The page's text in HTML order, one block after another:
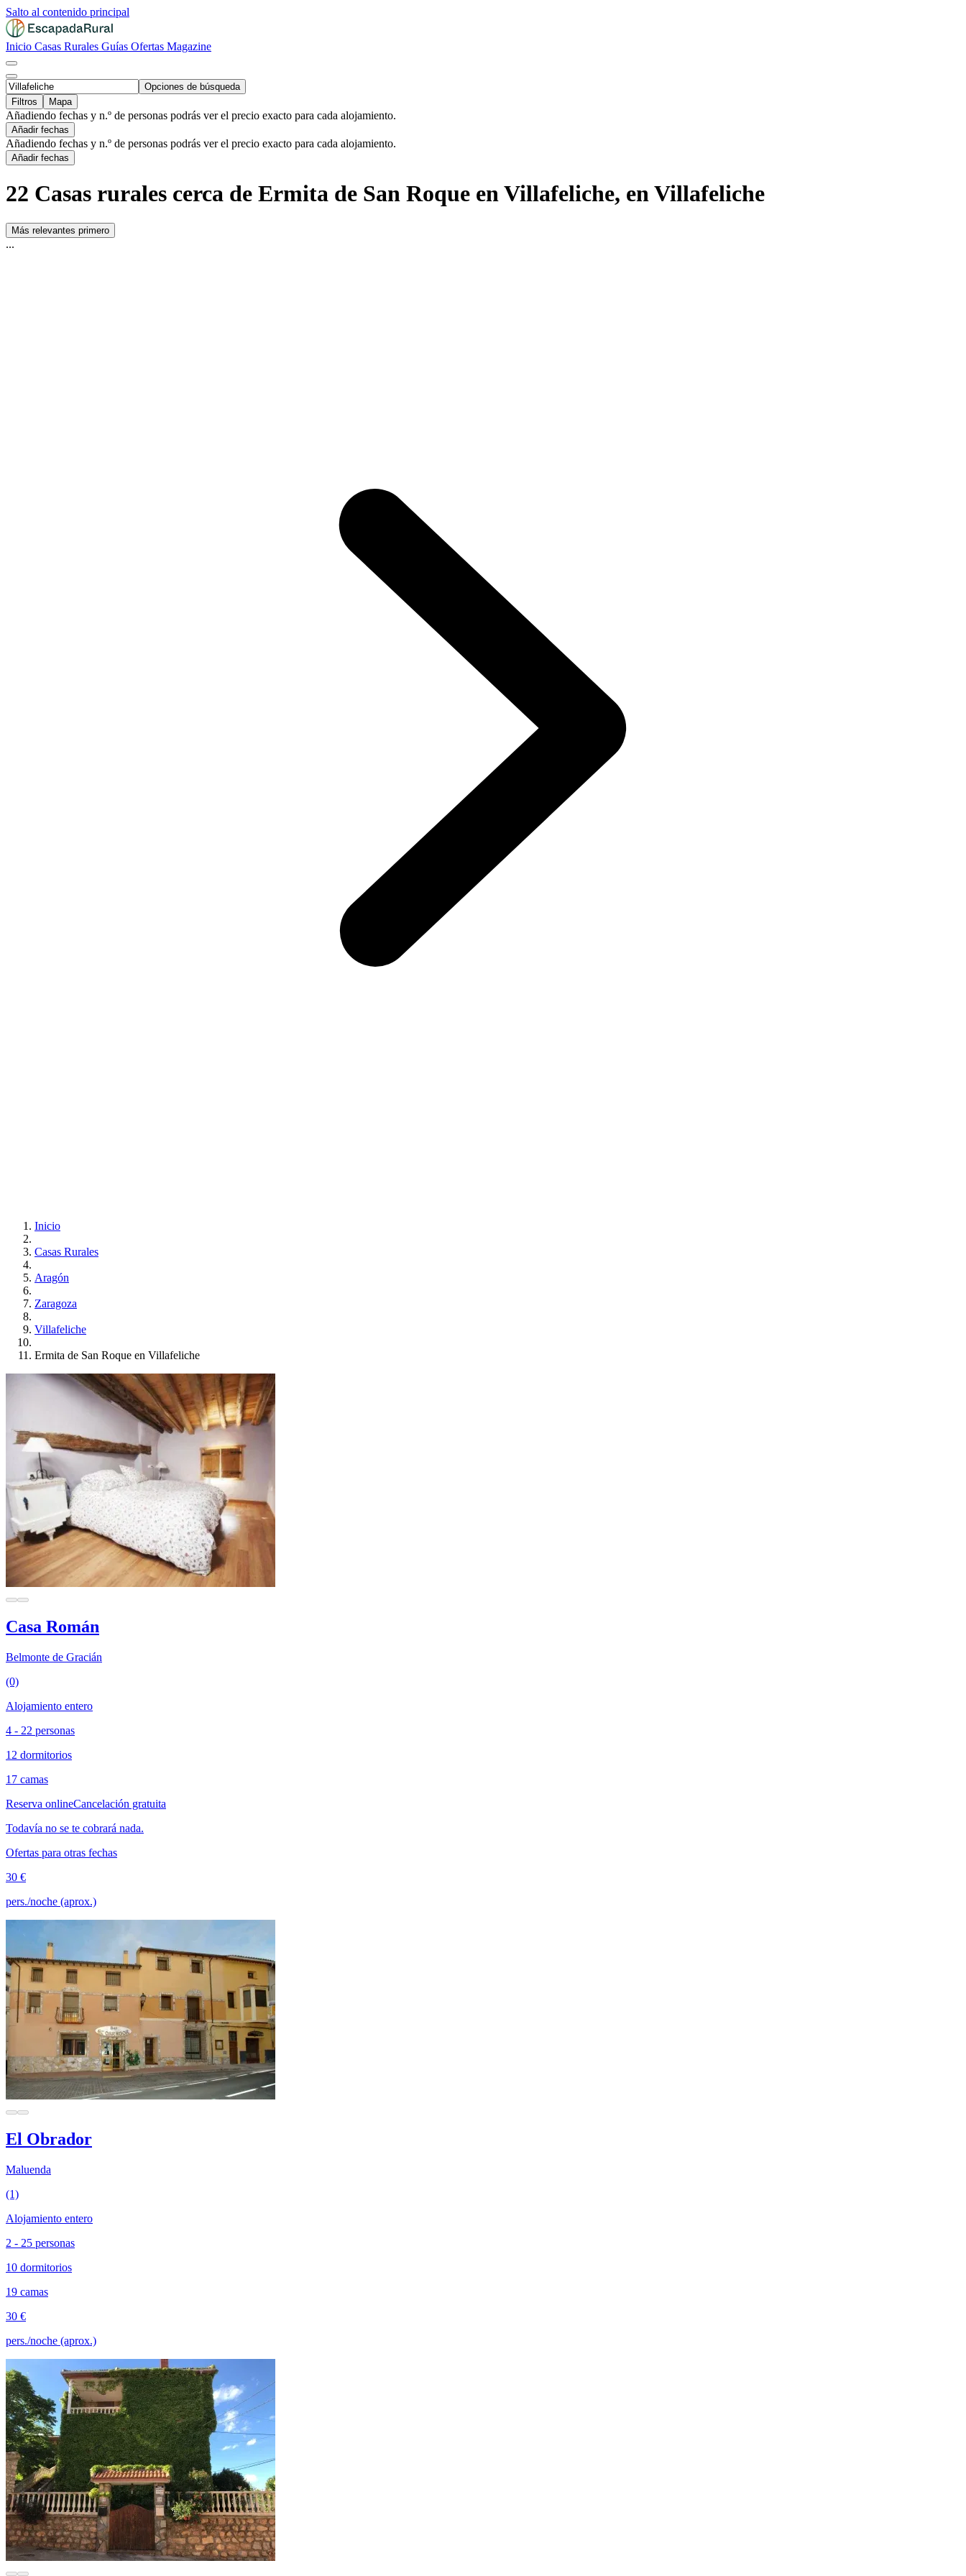
Salto al contenido principal
Inicio Casas Rurales Guías Ofertas Magazine
Opciones de búsqueda
Filtros
Mapa
Añadiendo fechas y n.º de personas podrás ver el precio exacto para cada alojamiento.
Añadir fechas
Añadiendo fechas y n.º de personas podrás ver el precio exacto para cada alojamiento.
Añadir fechas
22 Casas rurales cerca de Ermita de San Roque en Villafeliche, en Villafeliche
Más relevantes primero
...
Inicio
Casas Rurales
Aragón
Zaragoza
Villafeliche
Ermita de San Roque en Villafeliche
Casa Román
Belmonte de Gracián
(0)
Alojamiento entero
4 - 22 personas
12 dormitorios
17 camas
Reserva onlineCancelación gratuita
Todavía no se te cobrará nada.
Ofertas para otras fechas
30 €
pers./noche (aprox.)
El Obrador
Maluenda
(1)
Alojamiento entero
2 - 25 personas
10 dormitorios
19 camas
30 €
pers./noche (aprox.)